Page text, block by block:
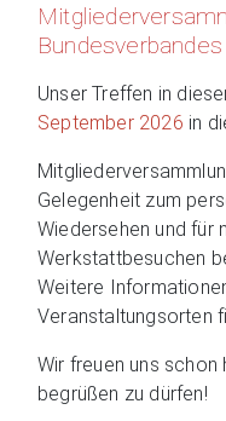
Unser Treffen in
September 2026 in
Gelegenheit zum
Wiedersehen und für
Werkstattbesuchen
Weitere
Veranstaltungsorten
Wir freuen uns schon
begrüßen zu dürfen!